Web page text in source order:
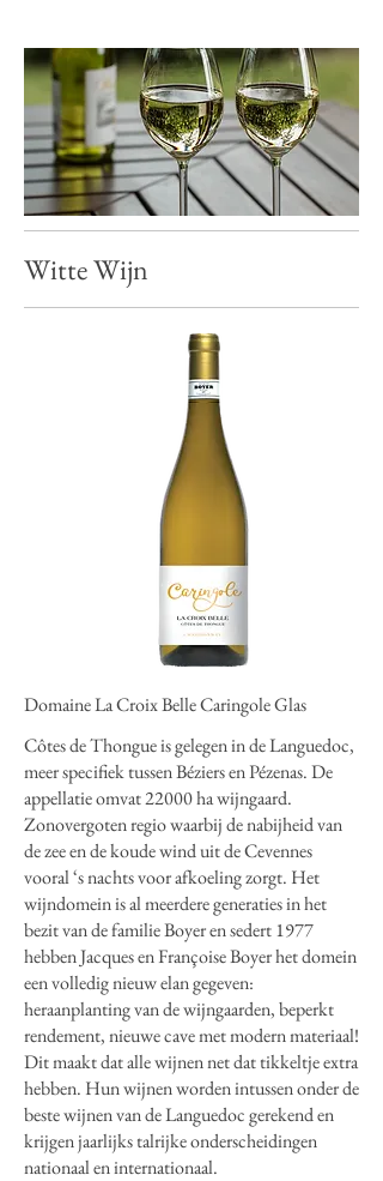
Witte Wijn
Domaine La Croix Belle Caringole Glas
Côtes de Thongue is gelegen in de Languedoc,
meer specifiek tussen Béziers en Pézenas. De
appellatie omvat 22000 ha wijngaard.
Zonovergoten regio waarbij de nabijheid van
de zee en de koude wind uit de Cevennes
vooral ‘s nachts voor afkoeling zorgt. Het
wijndomein is al meerdere generaties in het
bezit van de familie Boyer en sedert 1977
hebben Jacques en Françoise Boyer het domein
een volledig nieuw elan gegeven:
heraanplanting van de wijngaarden, beperkt
rendement, nieuwe cave met modern materiaal!
Dit maakt dat alle wijnen net dat tikkeltje extra
hebben. Hun wijnen worden intussen onder de
beste wijnen van de Languedoc gerekend en
krijgen jaarlijks talrijke onderscheidingen
nationaal en internationaal.